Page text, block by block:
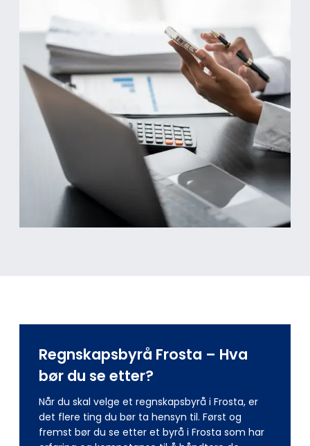
Regnskapsbyrå Frosta – Hva
bør du se etter?
Når du skal velge et regnskapsbyrå i Frosta, er
det flere ting du bør ta hensyn til. Først og
fremst bør du se etter et byrå i Frosta som har